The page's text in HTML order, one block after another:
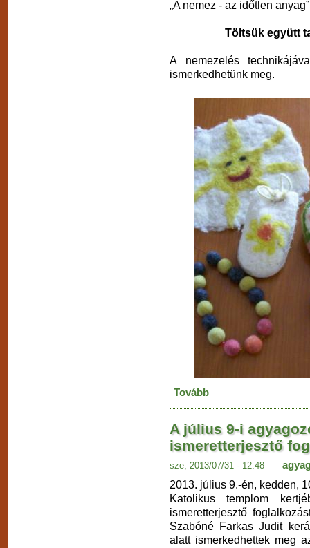
„A nemez - az időtlen
Töltsük együtt
A nemezelés
ismerkedhetünk meg.
Tovább
A július 9-i
ismeretterjesztő
sze, 2013/07/31 - 12:48
2013. július 9.-én, kedden,
Katolikus templom
ismeretterjesztő
Szabóné Farkas Judit
alatt ismerkedhettek meg